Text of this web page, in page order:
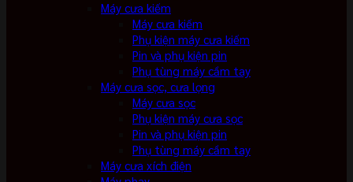
Máy cưa kiếm
Máy cưa kiếm
Phụ kiện máy cưa kiếm
Pin và phụ kiện pin
Phụ tùng máy cầm tay
Máy cưa sọc, cưa lọng
Máy cưa sọc
Phụ kiện máy cưa sọc
Pin và phụ kiện pin
Phụ tùng máy cầm tay
Máy cưa xích điện